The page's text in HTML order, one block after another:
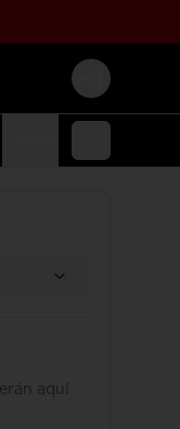
Login
aquí